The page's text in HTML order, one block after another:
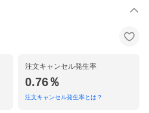
注文キャンセル発生率
0.76％
注文キャンセル発生率とは？